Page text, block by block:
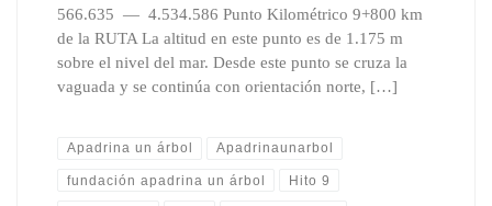
566.635 — 4.534.586 Punto Kilométrico 9+800 km
de la RUTA La altitud en este punto es de 1.175 m
sobre el nivel del mar. Desde este punto se cruza la
vaguada y se continúa con orientación norte, […]
Apadrina un árbol Apadrinaunarbol
fundación apadrina un árbol Hito 9